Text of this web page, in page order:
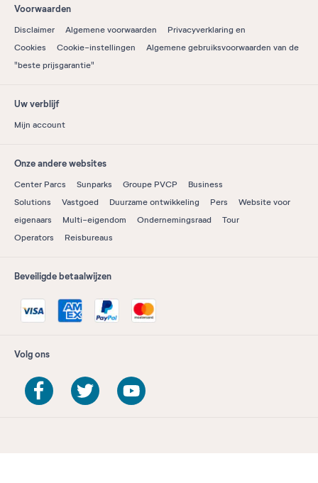
Voorwaarden
Disclaimer Algemene voorwaarden
Privacyverklaring en
Cookies
Cookie-instellingen
Algemene gebruiksvoorwaarden van de
"beste prijsgarantie"
Uw verblijf
Mijn account
Onze andere websites
Center Parcs Sunparks Groupe PVCP
Business
Solutions
Vastgoed Duurzame ontwikkeling Pers
Website voor
eigenaars
Multi-eigendom Ondernemingsraad
Tour
Operators
Reisbureaus
Beveiligde betaalwijzen
Volg ons